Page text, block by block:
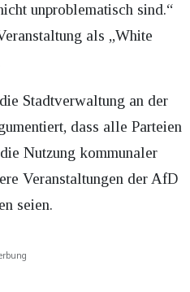
unproblematisch sind.“
als „White
Stadtverwaltung an der
dass alle Parteien
Nutzung kommunaler
Veranstaltungen der AfD
seien.